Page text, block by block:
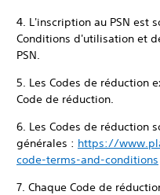
4. L'inscription au PSN est
Conditions d'utilisation et
PSN.
5. Les Codes de réduction
Code de réduction.
6. Les Codes de réduction
générales : https://
code-terms-and-conditions
7. Chaque Code de